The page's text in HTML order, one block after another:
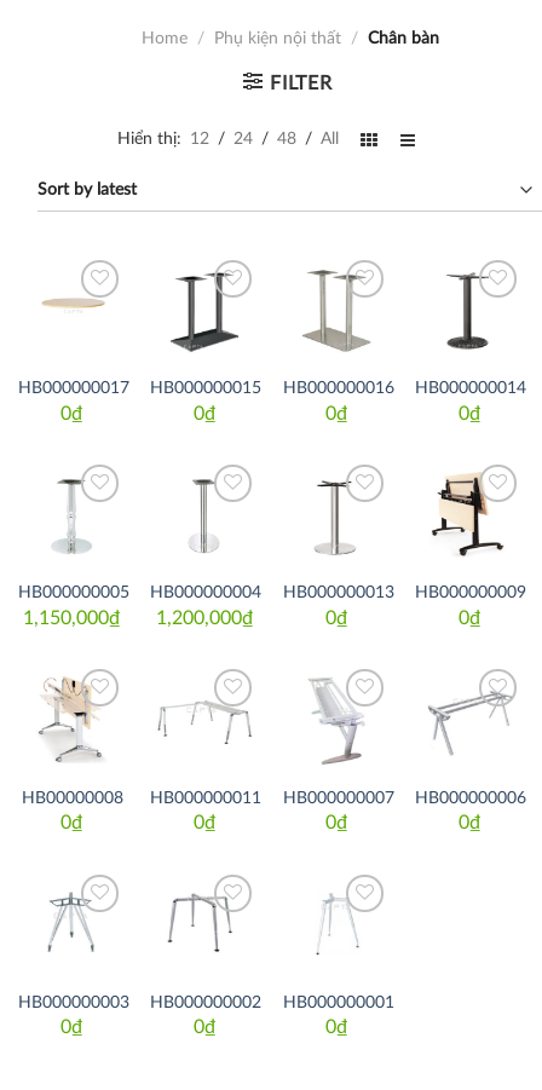
Home / Phụ kiện nội thất / Chân bàn
FILTER
Hiển thị: 12 / 24 / 48 / All
HB000000017
0₫
Thích
HB000000015
0₫
Thích
HB000000016
0₫
HB000000014
0₫
Thích
HB000000005
1,150,000₫
Thích
HB000000004
1,200,000₫
HB000000013
0₫
Thích
HB000000009
0₫
HB00000008
0₫
Thích
HB000000011
0₫
Thích
HB000000007
0₫
HB000000006
0₫
Thích
HB000000003
0₫
Thích
HB000000002
0₫
Thích
HB000000001
0₫